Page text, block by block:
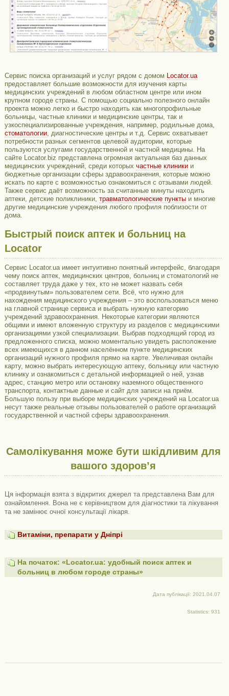
Сервис поиска организаций и услуг рядом с домом
Locator.ua
предоставляет большие возможности для изучения карты
медицинских учреждений в любом областном центре или ином
крупном городе страны. С помощью социально полезного онлайн
проекта можно легко и быстро находить как многопрофильные
больницы, частные клиники и медицинские центры, так и
узкоспециализированные учреждения, например, родильные дома,
стоматологии, диагностические центры и т.д. Сервис охватывает
потребности разных сегментов целевой аудитории, которые
пользуются услугами государственной и частной медицины. На
сайте Locator.biz представлена огромная актуальная баз данных
медицинских учреждений, среди которых частные клиникии
бюджетные организации сферы здравоохранения, которые можно
искать по карте с возможностью ознакомиться с отзывами людей.
Также сервис даёт возможность за считанные минуты находить
аптеки, детские поликлиники, травматологические пунктыи многие
другие медицинские учреждения любого профиля поблизости от
дома.
Быстрый поиск аптек и больниц на
Locator
Сервис Locator.ua имеет интуитивно понятный интерфейс, благодаря
чему поиск аптек, медицинских центров, больниц и стоматологий не
составляет труда даже у тех, кто не может назвать себя
«продвинутым» пользователем сети. Всё, что нужно для
нахождения медицинского учреждения – это воспользоваться меню
на главной странице сервиса и выбрать нужную категорию
учреждений здравоохранения. Некоторые категории являются
общими и имеют вложенную структуру из разделов с медицинскими
организациями узкой специализации. Выбрав подходящий город из
предложенного списка, можно моментально увидеть расположение
всех имеющихся в данном населённом пункте медицинских
организаций нужного профиля прямо на карте. Увеличивая онлайн
карту, можно выбрать интересующую аптеку, больницу или частную
клинику и ознакомиться с детальной информацией о ней, узнав
адрес, станцию метро или остановку наземного общественного
транспорта, контактные данные и сайт для записи на приём.
Большую пользу при выборе медицинских учреждений на Locator.ua
несут также реальные отзывы пользователей о работе организаций
государственной и частной сферы здравоохранения.
Самолікування може бути шкідливим для
вашого здоров’я
Ця інформація взята з відкритих джерел та представлена ​​Вам для
ознайомлення. Вона не є керівництвом для діагностики та лікування
та не замінює очної консультації лікаря.
Витаміни, препарати у Дніпрі
На початок: «Locator.ua: удобный поиск аптек и
больниц в любом городе страны»
Дата публікації: 2021.04.07
Statistics: 931